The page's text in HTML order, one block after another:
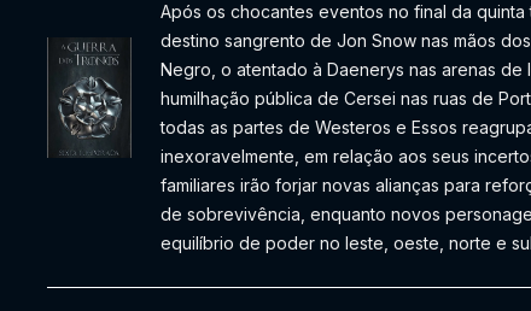
Após os chocantes eventos no final da
destino sangrento de Jon Snow nas mãos
Negro, o atentado à Daenerys nas arenas de
humilhação pública de Cersei nas ruas de
todas as partes de Westeros e Essos
inexoravelmente, em relação aos seus
familiares irão forjar novas alianças para
de sobrevivência, enquanto novos
equilíbrio de poder no leste, oeste, norte e